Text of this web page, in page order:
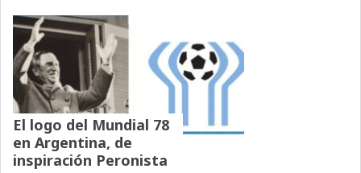
El logo del Mundial 78
en Argentina, de
inspiración Peronista